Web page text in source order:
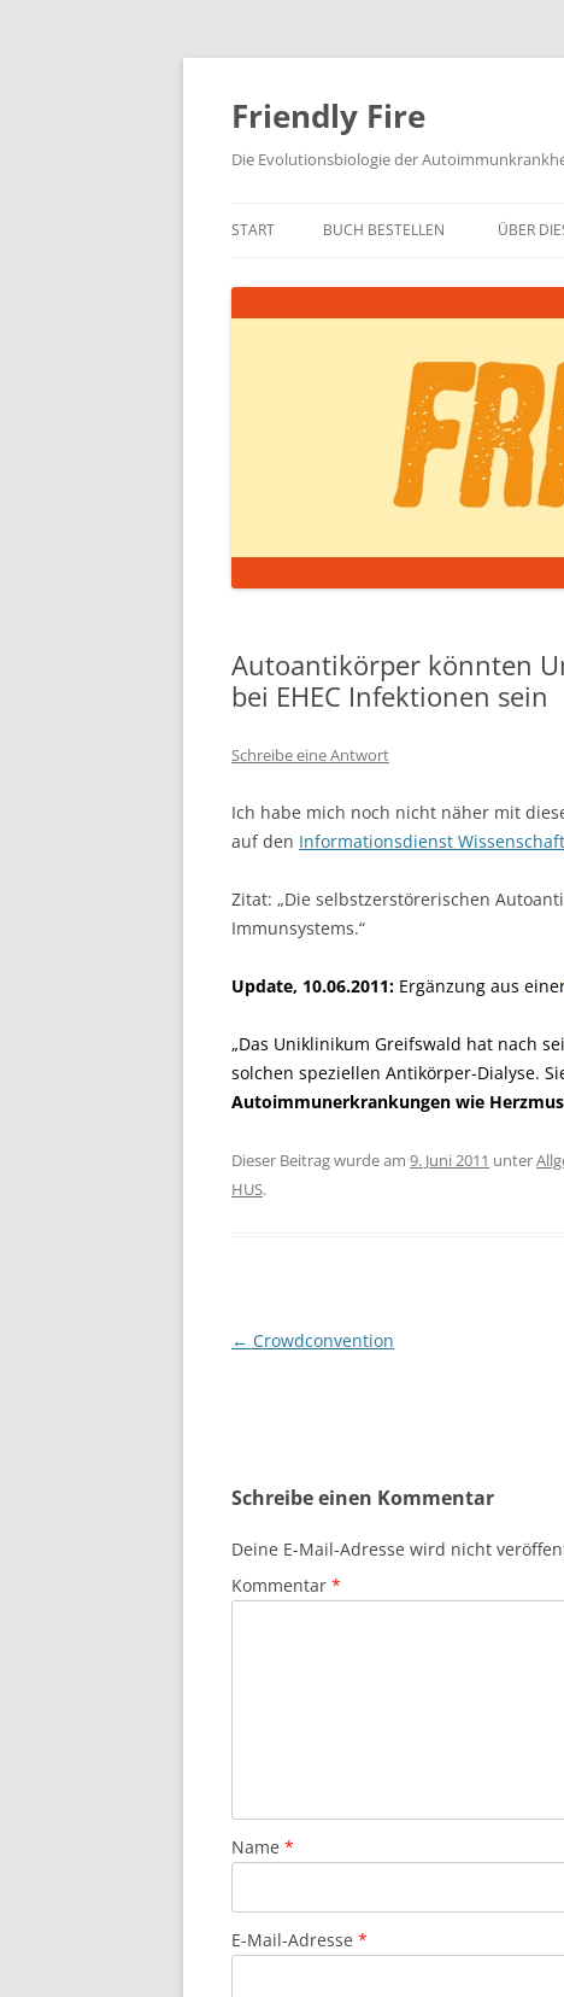
Zum
springen
Friendly Fire
Die Evolutionsbiologie der
START BUCH BESTELLEN ÜBER
Autoantikörper könnten
bei EHEC Infektionen sein
Schreibe eine Antwort
Ich habe mich noch nicht näher mit
auf den Informationsdienst Wissenschaft
Zitat: „Die selbstzerstörerischen
Immunsystems.“
Update, 10.06.2011: Ergänzung aus
„Das Uniklinikum Greifswald hat nach
solchen speziellen Antikörper-Dialyse.
Autoimmunerkrankungen wie
Dieser Beitrag wurde am 9. Juni 2011 unter
HUS.
Beitragsnavigation
← Crowdconvention
Schreibe einen Kommentar
Deine E-Mail-Adresse wird nicht
Kommentar *
Name *
E-Mail-Adresse *